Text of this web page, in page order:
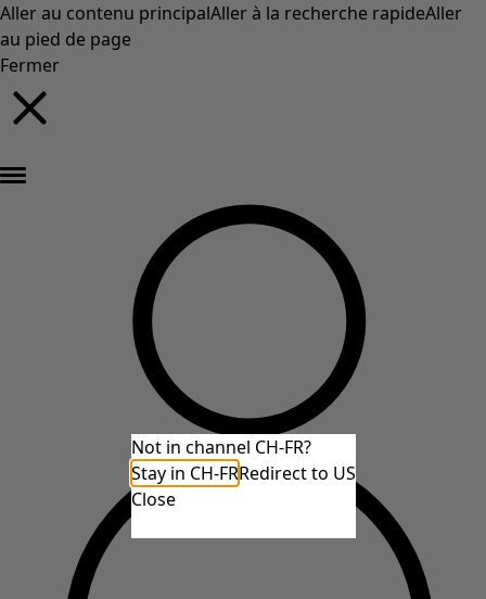
Aller au contenu principalAller à la recherche rapideAller
au pied de page
Fermer
Not in channel CH-FR?
Stay in CH-FRRedirect to US
Close